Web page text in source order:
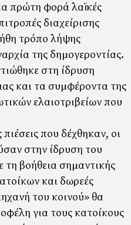
πρώτη φορά λαϊκές
διαχείρισης
τρόπο λήψης
της δηµογεροντίας.
στη ίδρυση
και τα συµφέροντα της
ελαιοτριβείων που
πιέσεις που δέχθηκαν, οι
στην ίδρυση του
τη βοήθεια σηµαντικής
και δωρεές
του κοινού» θα
για τους κατοίκους